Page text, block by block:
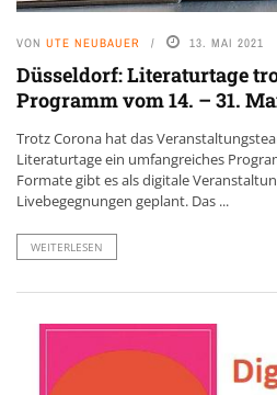
VON UTE NEUBAUER 13. MAI 2021
Düsseldorf: Literaturtage
Programm vom 14. – 31.
Trotz Corona hat das
Literaturtage ein umfangreiches
Formate gibt es als digitale
Livebegegnungen geplant. Das ...
WEITERLESEN